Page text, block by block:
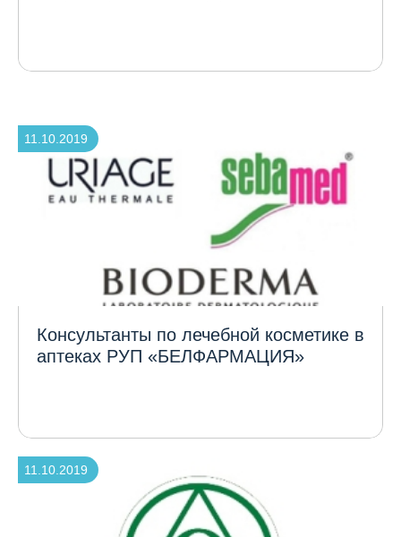
Консультанты по лечебной косметике в
аптеках РУП «БЕЛФАРМАЦИЯ»
11.10.2019
11.10.2019